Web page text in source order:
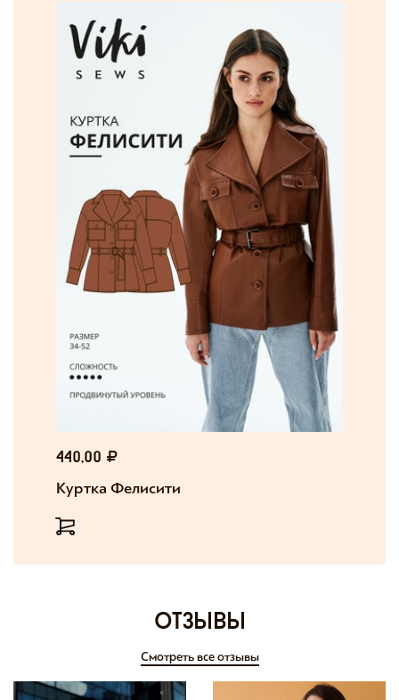
440,00
Куртка Фелисити
отзывы
Смотреть все отзывы